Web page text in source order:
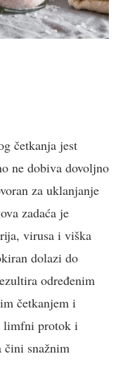
četkanja jest
ne dobiva dovoljno
za uklanjanje
zadaća je
virusa i viška
dolazi do
određenim
četkanjem i
limfni protok i
čini snažnim